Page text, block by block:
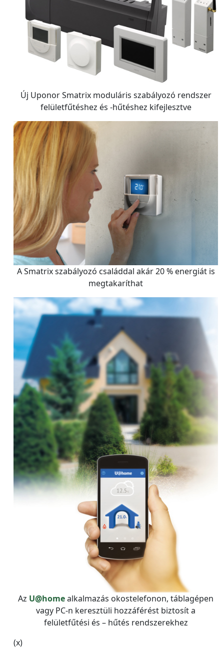
Új Uponor Smatrix moduláris szabályozó rendszer
felületfűtéshez és -hűtéshez kifejlesztve
A Smatrix szabályozó családdal akár 20 % energiát is
megtakaríthat
Az U@homealkalmazás okostelefonon, táblagépen
vagy PC-n keresztüli hozzáférést biztosít a
felületfűtési és – hűtés rendszerekhez
(x)